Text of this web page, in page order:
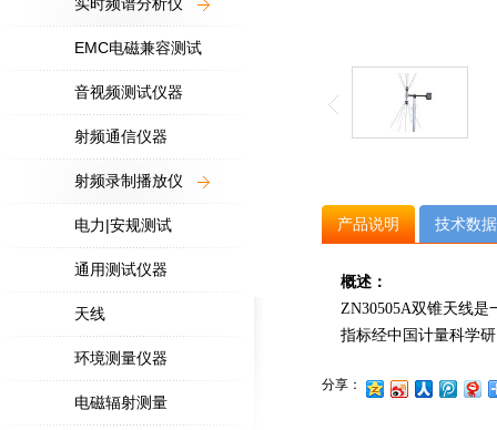
EMC电磁兼容测试
音视频测试仪器
射频通信仪器
射频录制播放仪
电力|安规测试
通用测试仪器
天线
环境测量仪器
电磁辐射测量
产品说明 技术数据
概述：
ZN30505A双锥天线
指标经中国计量科学
分享：